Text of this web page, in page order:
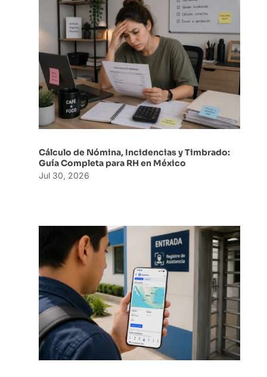
Cálculo de Nómina, Incidencias y Timbrado:
Guía Completa para RH en México
Jul 30, 2026